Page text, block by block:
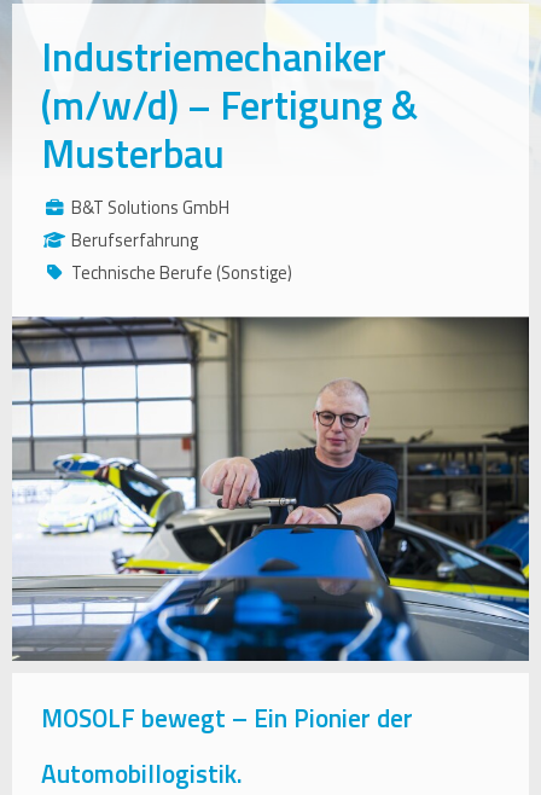
Industriemechaniker
(m/w/d) – Fertigung &
Musterbau
B&T Solutions GmbH
Berufserfahrung
Technische Berufe (Sonstige)
MOSOLF bewegt – Ein Pionier der
Automobillogistik.